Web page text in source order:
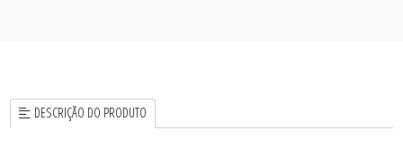
DESCRIÇÃO DO PRODUTO